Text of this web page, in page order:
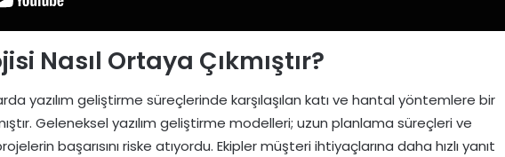
Nasıl Ortaya Çıkmıştır?
yazılım geliştirme süreçlerinde karşılaşılan katı ve hantal yöntemlere bir
Geleneksel yazılım geliştirme modelleri; uzun planlama süreçleri ve
başarısını riske atıyordu. Ekipler müşteri ihtiyaçlarına daha hızlı yanıt